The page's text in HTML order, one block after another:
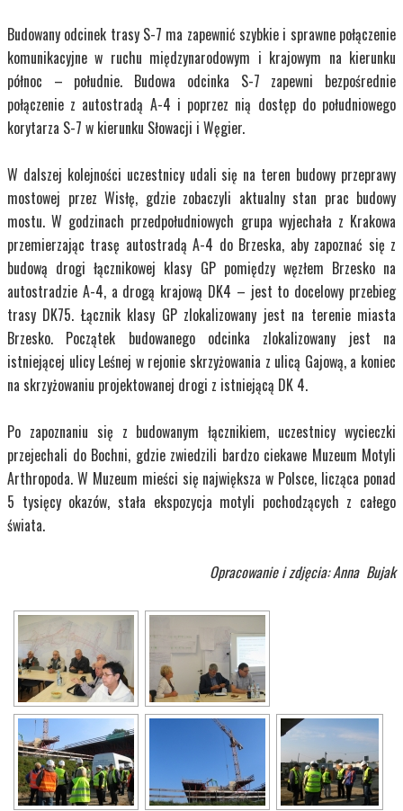
Budowany odcinek trasy S-7 ma zapewnić szybkie i sprawne połączenie
komunikacyjne w ruchu międzynarodowym i krajowym na kierunku
północ – południe. Budowa odcinka S-7 zapewni bezpośrednie
połączenie z autostradą A-4 i poprzez nią dostęp do południowego
korytarza S-7 w kierunku Słowacji i Węgier.
W dalszej kolejności uczestnicy udali się na teren budowy przeprawy
mostowej przez Wisłę, gdzie zobaczyli aktualny stan prac budowy
mostu. W godzinach przedpołudniowych grupa wyjechała z Krakowa
przemierzając trasę autostradą A-4 do Brzeska, aby zapoznać się z
budową drogi łącznikowej klasy GP pomiędzy węzłem Brzesko na
autostradzie A-4, a drogą krajową DK4 – jest to docelowy przebieg
trasy DK75. Łącznik klasy GP zlokalizowany jest na terenie miasta
Brzesko. Początek budowanego odcinka zlokalizowany jest na
istniejącej ulicy Leśnej w rejonie skrzyżowania z ulicą Gajową, a koniec
na skrzyżowaniu projektowanej drogi z istniejącą DK 4.
Po zapoznaniu się z budowanym łącznikiem, uczestnicy wycieczki
przejechali do Bochni, gdzie zwiedzili bardzo ciekawe Muzeum Motyli
Arthropoda. W Muzeum mieści się największa w Polsce, licząca ponad
5 tysięcy okazów, stała ekspozycja motyli pochodzących z całego
świata.
Opracowanie i zdjęcia: Anna Bujak